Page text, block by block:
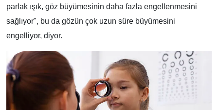
parlak ışık, göz büyümesinin daha fazla engellenmesini
sağlıyor", bu da gözün çok uzun süre büyümesini
engelliyor, diyor.